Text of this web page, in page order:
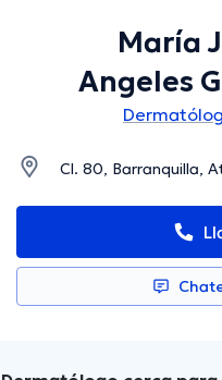
María
Angeles
Cl. 80, Barranquilla,